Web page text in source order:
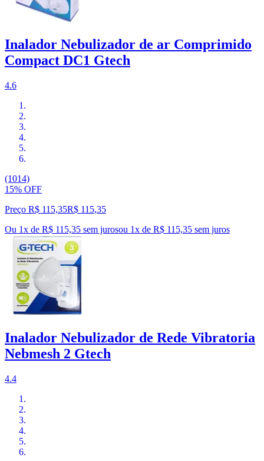
Inalador Nebulizador de ar Comprimido
Compact DC1 Gtech
4.6
(1014)
15% OFF
Preço R$ 115,35R$ 115,35
Ou 1x de R$ 115,35 sem jurosou 1x de R$ 115,35 sem juros
Inalador Nebulizador de Rede Vibratoria
Nebmesh 2 Gtech
4.4